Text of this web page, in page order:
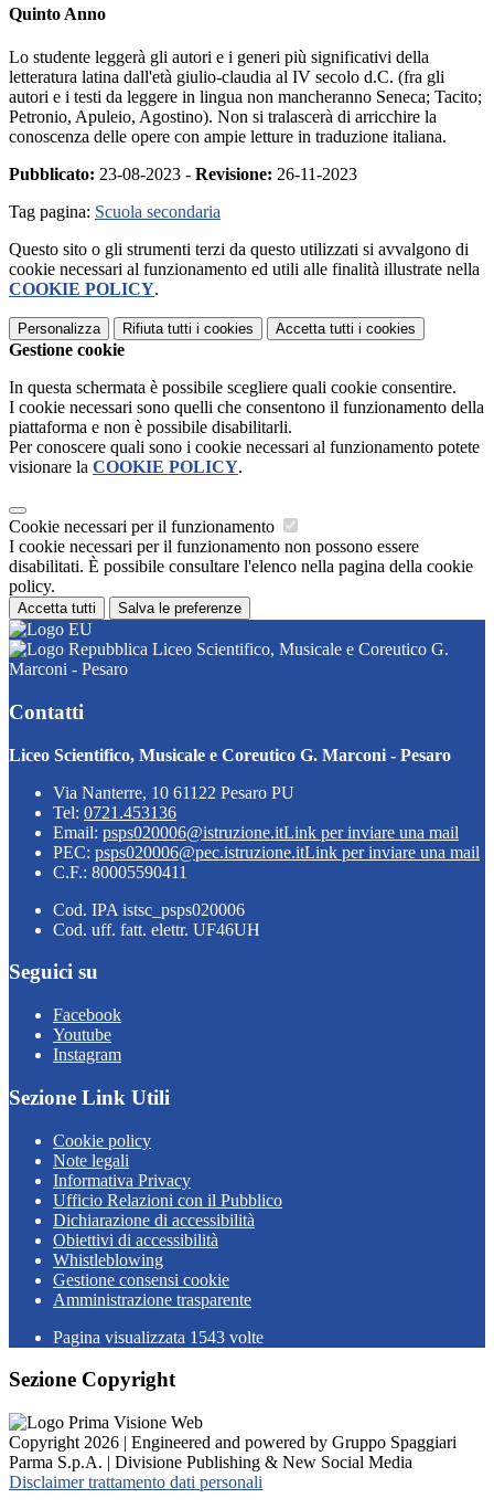
Quinto Anno
Lo studente leggerà gli autori e i generi più significativi della
letteratura latina dall'età giulio-claudia al IV secolo d.C. (fra gli
autori e i testi da leggere in lingua non mancheranno Seneca; Tacito;
Petronio, Apuleio, Agostino). Non si tralascerà di arricchire la
conoscenza delle opere con ampie letture in traduzione italiana.
Pubblicato: 23-08-2023 - Revisione: 26-11-2023
Tag pagina: Scuola secondaria
Questo sito o gli strumenti terzi da questo utilizzati si avvalgono di
cookie necessari al funzionamento ed utili alle finalità illustrate nella
COOKIE POLICY.
Personalizza Rifiuta tutti i cookies Accetta tutti i cookies
Gestione cookie
In questa schermata è possibile scegliere quali cookie consentire.
I cookie necessari sono quelli che consentono il funzionamento della
piattaforma e non è possibile disabilitarli.
Per conoscere quali sono i cookie necessari al funzionamento potete
visionare la COOKIE POLICY.
Cookie necessari per il funzionamento
I cookie necessari per il funzionamento non possono essere
disabilitati. È possibile consultare l'elenco nella pagina della cookie
policy.
Accetta tutti Salva le preferenze
Liceo Scientifico, Musicale e Coreutico G.
Marconi - Pesaro
Contatti
Liceo Scientifico, Musicale e Coreutico G. Marconi - Pesaro
Via Nanterre, 10 61122 Pesaro PU
Tel: 0721.453136
Email: psps020006@istruzione.itLink per inviare una mail
PEC: psps020006@pec.istruzione.itLink per inviare una mail
C.F.: 80005590411
Cod. IPA istsc_psps020006
Cod. uff. fatt. elettr. UF46UH
Seguici su
Facebook
Youtube
Instagram
Sezione Link Utili
Cookie policy
Note legali
Informativa Privacy
Ufficio Relazioni con il Pubblico
Dichiarazione di accessibilità
Obiettivi di accessibilità
Whistleblowing
Gestione consensi cookie
Amministrazione trasparente
Pagina visualizzata 1543 volte
Sezione Copyright
Copyright 2026 | Engineered and powered by Gruppo Spaggiari
Parma S.p.A. | Divisione Publishing & New Social Media
Disclaimer trattamento dati personali